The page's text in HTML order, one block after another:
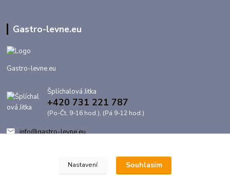
Gastro-levne.eu
Gastro-levne.eu
Šplíchalová Jitka
+420 731 221 787
(Po-Čt, 9-16 hod.), (Pá 9-12 hod.)
info@gastro-levne.eu
Nastavení Souhlasím